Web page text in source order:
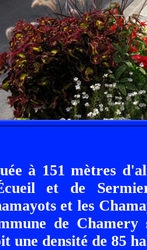
à 151 mètres
et de
et les
de
une densité de 85